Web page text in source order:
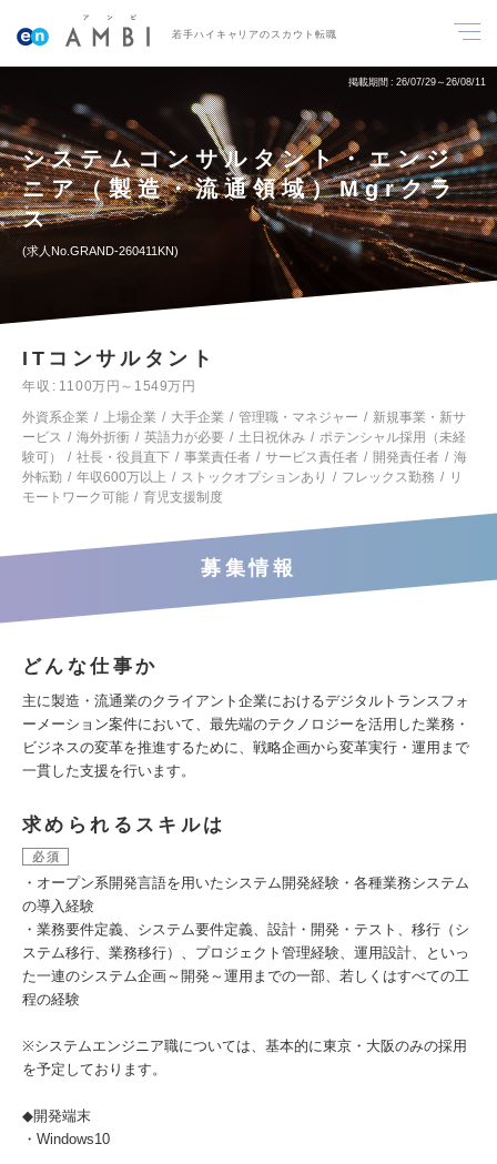
若手ハイキャリアのスカウト転職
掲載期間 26/07/29～26/08/11
システムコンサルタント・エンジ
ニア（製造・流通領域）Mgrクラ
ス
求人No.GRAND-260411KN
ITコンサルタント
年収
1100万円～1549万円
外資系企業
上場企業 大手企業 管理職・マネジャー
新規事業・新サ
ービス
海外折衝 英語力が必要 土日祝休み
ポテンシャル採用（未経
験可）
社長・役員直下 事業責任者 サービス責任者 開発責任者
海
外転勤
年収600万以上 ストックオプションあり フレックス勤務
リ
モートワーク可能
育児支援制度
募集情報
どんな仕事か
主に製造・流通業のクライアント企業におけるデジタルトランスフォ
ーメーション案件において、最先端のテクノロジーを活用した業務・
ビジネスの変革を推進するために、戦略企画から変革実行・運用まで
一貫した支援を行います。
求められるスキルは
必須
・オープン系開発言語を用いたシステム開発経験・各種業務システム
の導入経験
・業務要件定義、システム要件定義、設計・開発・テスト、移行（シ
ステム移行、業務移行）、プロジェクト管理経験、運用設計、といっ
た一連のシステム企画～開発～運用までの一部、若しくはすべての工
程の経験
※システムエンジニア職については、基本的に東京・大阪のみの採用
を予定しております。
◆開発端末
・Windows10